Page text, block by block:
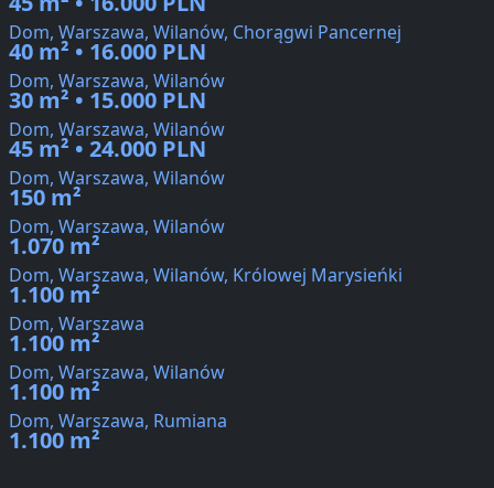
Dom, Warszawa, Wilanów, Chorągwi Pancernej
40 m² • 16.000 PLN
Dom, Warszawa, Wilanów
30 m² • 15.000 PLN
Dom, Warszawa, Wilanów
45 m² • 24.000 PLN
Dom, Warszawa, Wilanów
150 m²
Dom, Warszawa, Wilanów
1.070 m²
Dom, Warszawa, Wilanów, Królowej Marysieńki
1.100 m²
Dom, Warszawa
1.100 m²
Dom, Warszawa, Wilanów
1.100 m²
Dom, Warszawa, Rumiana
1.100 m²